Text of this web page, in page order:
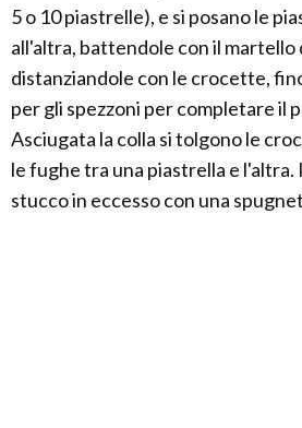
5 o 10 piastrelle), e si posano le
all'altra, battendole con il martello
distanziandole con le crocette,
per gli spezzoni per completare il
Asciugata la colla si tolgono le
le fughe tra una piastrella e
stucco in eccesso con una